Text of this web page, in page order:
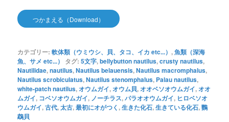
つかまえる（Download）
カテゴリー: 軟体類（ウミウシ、貝、タコ、イカ etc...） ,魚類（深海
魚、サメ etc...）
タグ: 5文字,bellybutton nautilus,crusty nautilus,
Nautilidae,nautilus,Nautilus belauensis,Nautilus macromphalus,
Nautilus scrobiculatus,Nautilus stenomphalus, Palau nautilus,
white-patch nautilus,オウムガイ,オウム貝,オオベソオウムガイ,オオ
ムガイ, コベソオウムガイ, ノーチラス,パラオオウムガイ, ヒロベソオ
ウムガイ,古代,太古,最初にオがつく,生きた化石,生きている化石,鸚
鵡貝